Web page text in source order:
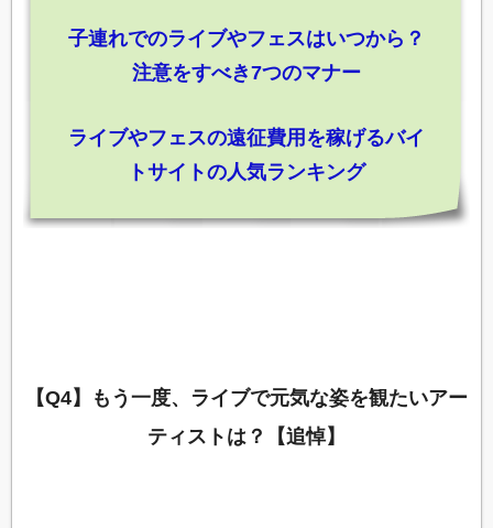
子連れでのライブやフェスはいつから？
注意をすべき7つのマナー
ライブやフェスの遠征費用を稼げるバイ
トサイトの人気ランキング
【Q4】もう一度、ライブで元気な姿を観たいアー
ティストは？【追悼】